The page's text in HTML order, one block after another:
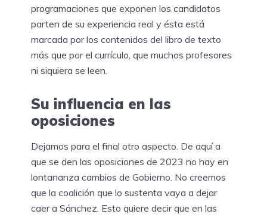
programaciones que exponen los candidatos
parten de su experiencia real y ésta está
marcada por los contenidos del libro de texto
más que por el currículo, que muchos profesores
ni siquiera se leen.
Su influencia en las
oposiciones
Dejamos para el final otro aspecto. De aquí a
que se den las oposiciones de 2023 no hay en
lontananza cambios de Gobierno. No creemos
que la coalición que lo sustenta vaya a dejar
caer a Sánchez. Esto quiere decir que en las